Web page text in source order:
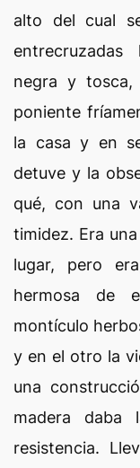
alto del cual
negra y
poniente
la casa y en
detuve y la
qué, con una
timidez. Era
lugar, pero
hermosa de
montículo
y en el otro la
una
madera daba
resistencia.